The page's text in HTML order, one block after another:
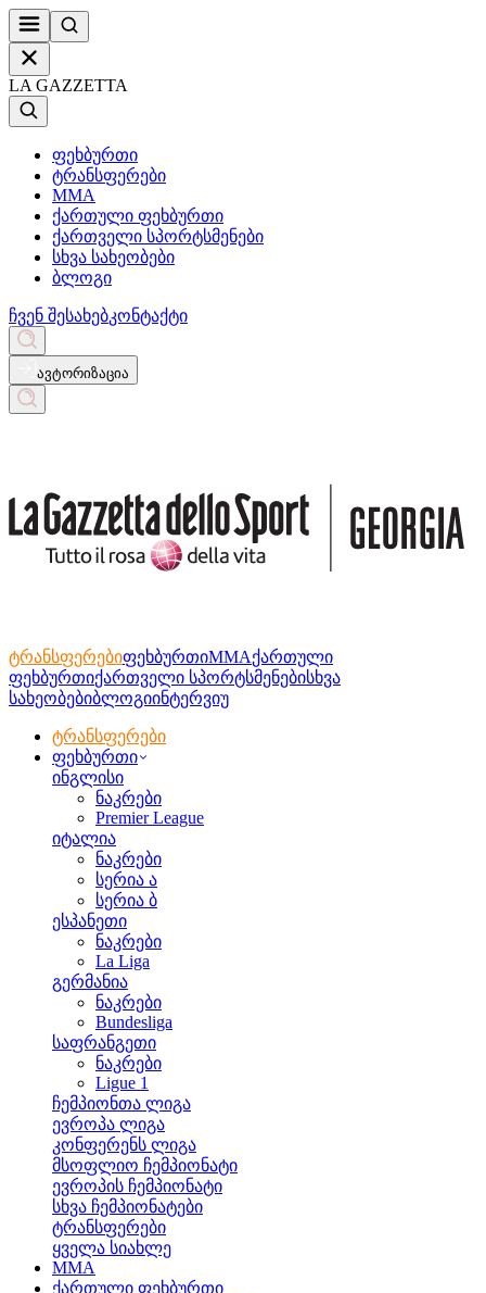
LA GAZZETTA
ფეხბურთი
ტრანსფერები
MMA
ქართული ფეხბურთი
ქართველი სპორტსმენები
სხვა სახეობები
ბლოგი
ჩვენ შესახებკონტაქტი
ავტორიზაცია
ტრანსფერებიფეხბურთიMMAქართული
ფეხბურთიქართველი სპორტსმენებისხვა
სახეობებიბლოგიინტერვიუ
ტრანსფერები
ფეხბურთი
ინგლისი
ნაკრები
Premier League
იტალია
ნაკრები
სერია ა
სერია ბ
ესპანეთი
ნაკრები
La Liga
გერმანია
ნაკრები
Bundesliga
საფრანგეთი
ნაკრები
Ligue 1
ჩემპიონთა ლიგა
ევროპა ლიგა
კონფერენს ლიგა
მსოფლიო ჩემპიონატი
ევროპის ჩემპიონატი
სხვა ჩემპიონატები
ტრანსფერები
ყველა სიახლე
MMA
ქართული ფეხბურთი